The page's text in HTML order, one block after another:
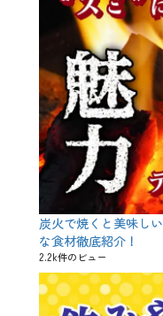
炭火で焼くと美味し
な食材徹底紹介！
2.2k件のビュー